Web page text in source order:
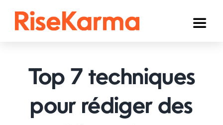
Toggle
TikTok
Top 7 techniques
pour rédiger des